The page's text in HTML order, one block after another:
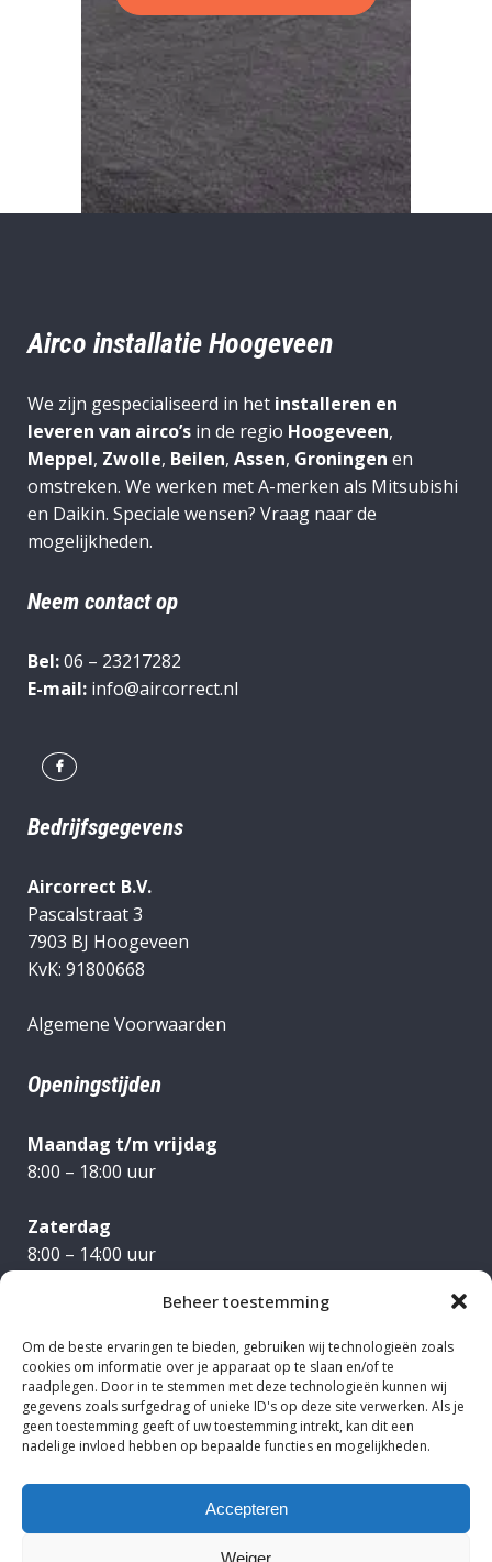
Beheer toestemming
Om de beste ervaringen te bieden, gebruiken wij technologieën zoals
cookies om informatie over je apparaat op te slaan en/of te
raadplegen. Door in te stemmen met deze technologieën kunnen wij
gegevens zoals surfgedrag of unieke ID's op deze site verwerken. Als je
geen toestemming geeft of uw toestemming intrekt, kan dit een
nadelige invloed hebben op bepaalde functies en mogelijkheden.
Accepteren
Weiger
Airco installatie Hoogeveen
We zijn gespecialiseerd in het installeren en
leveren van airco’s in de regio Hoogeveen,
Meppel, Zwolle, Beilen, Assen, Groningen en
omstreken. We werken met A-merken als Mitsubishi
en Daikin. Speciale wensen? Vraag naar de
mogelijkheden.
Neem contact op
Bel:06 – 23217282
E-mail: info@aircorrect.nl
Bedrijfsgegevens
Aircorrect B.V.
Pascalstraat 3
7903 BJ Hoogeveen
KvK: 91800668
Algemene Voorwaarden
Openingstijden
Maandag t/m vrijdag
8:00 – 18:00 uur
Zaterdag
8:00 – 14:00 uur